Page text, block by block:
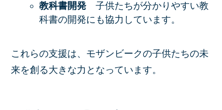
教科書開発 子供たちが分かりやすい教
科書の開発にも協力しています。
これらの支援は、モザンビークの子供たちの未
来を創る大きな力となっています。